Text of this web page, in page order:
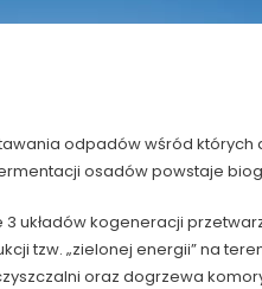
odpadów wśród
osadów powstaje
układów kogeneracji
tzw. „zielonej energii” na
oraz dogrzewa